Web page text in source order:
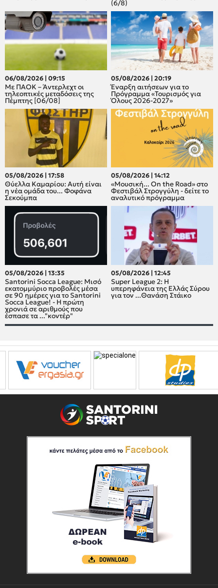
(6/8)
06/08/2026 | 09:15
Με ΠΑΟΚ – Άντερλεχτ οι
τηλεοπτικές μεταδόσεις της
Πέμπτης [06/08]
05/08/2026 | 20:19
Έναρξη αιτήσεων για το
Πρόγραμμα «Τουρισμός για
Όλους 2026-2027»
05/08/2026 | 17:58
Θύελλα Καμαρίου: Αυτή είναι
η νέα ομάδα του... Φοφάνα
Σεκούμπα
05/08/2026 | 14:12
«Μουσική... On the Road» στο
Φεστιβάλ Στρογγύλη - δείτε το
αναλυτικό πρόγραμμα
05/08/2026 | 13:35
Santorini Socca League: Μισό
εκατομμύριο προβολές μέσα
σε 90 ημέρες για το Santorini
Socca League! - Η πρώτη
χρονιά σε αριθμούς που
έσπασε τα ..."κοντέρ"
05/08/2026 | 12:45
Super League 2: H
υπερηφάνεια της Ελλάς Σύρου
για τον ...Θανάση Στάικο